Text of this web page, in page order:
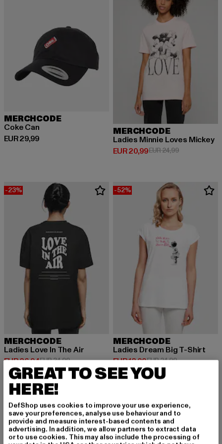
MERCHCODE
Coke Can
EUR 29,99
Huidige prijs: EUR 29,99
MERCHCODE
Ladies Minnie Loves Mickey
EUR 20,99
Huidige prijs: EUR 20,99
EUR 24,99Actieprijs:
-23%
MERCHCODE
Ladies Love In The Air
EUR 26,94
Huidige prijs: EUR 26,94
EUR 34,99Actieprijs: EUR 34,99
-52%
MERCHCODE
Ladies Dream Big T-Shirt
EUR 12,00
Huidige prijs: EUR 12,00
EUR 24,99Actieprijs:
MELD JE AAN OM G
GREAT TO SEE YOU
HERE!
DefShop uses cookies to improve your use experience,
save your preferences, analyse use behaviour and to
provide and measure interest-based contents and
advertising. In addition, we allow partners to extract data
or to use cookies. This may also include the processing of